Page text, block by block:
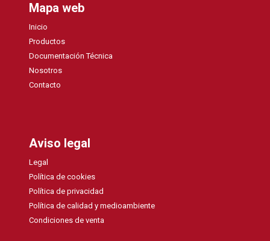
Mapa web
Inicio
Productos
Documentación Técnica
Nosotros
Contacto
Aviso legal
Legal
Política de cookies
Política de privacidad
Política de calidad y medioambiente
Condiciones de venta